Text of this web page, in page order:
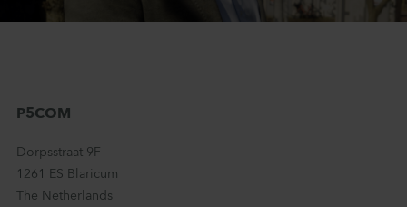
P5COM
Dorpsstraat 9F
1261 ES Blaricum
The Netherlands